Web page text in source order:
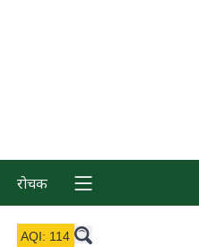
रोचक
AQI: 114